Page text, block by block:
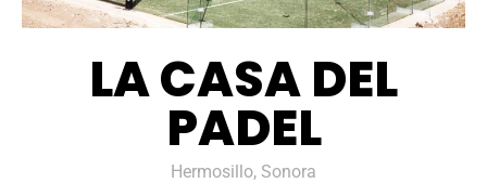
LA CASA DEL
PADEL
Hermosillo, Sonora